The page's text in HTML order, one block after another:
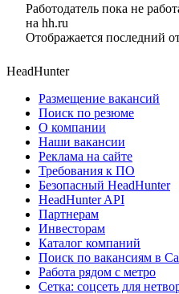
Работодатель пока не
на hh.ru
Отображается последний
HeadHunter
Размещение вакансий
Поиск по резюме
О компании
Наши вакансии
Реклама на сайте
Требования к ПО
Безопасный HeadHunter
HeadHunter API
Партнерам
Инвесторам
Каталог компаний
Поиск по вакансиям в
Работа рядом с метро
Сетка: соцсеть для